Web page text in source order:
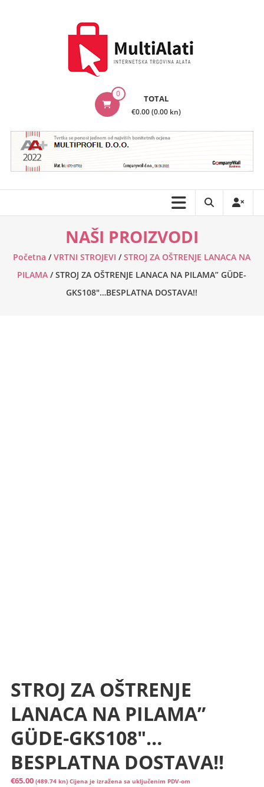
Internetska
trgovina
alata
0 TOTAL
€0.00 (0.00 kn)
NAŠI PROIZVODI
Početna /VRTNI STROJEVI /STROJ ZA OŠTRENJE LANACA NA
PILAMA / STROJ ZA OŠTRENJE LANACA NA PILAMA” GÜDE-
GKS108″…BESPLATNA DOSTAVA!!
STROJ ZA OŠTRENJE
LANACA NA PILAMA”
GÜDE-GKS108″…
BESPLATNA DOSTAVA!!
€65.00 (489.74 kn) Cijena je izražena sa uključenim PDV-om